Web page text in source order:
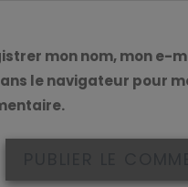
mon nom, mon e-
le navigateur pour